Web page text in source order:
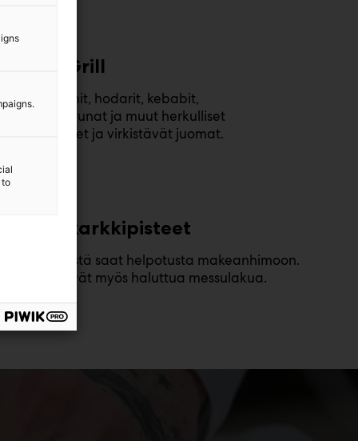
Pizza’n’Grill
paninit, hodarit, kebabit,
makkaraperunat ja muut herkulliset
pikkusuolaiset ja virkistävät juomat.
andy-karkkipisteet
Karkkipisteistä saat helpotusta makeanhimoon.
Pisteet myyvät myös haluttua messulakua.
to